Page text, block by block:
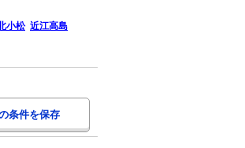
小松 近江高島
条件を保存